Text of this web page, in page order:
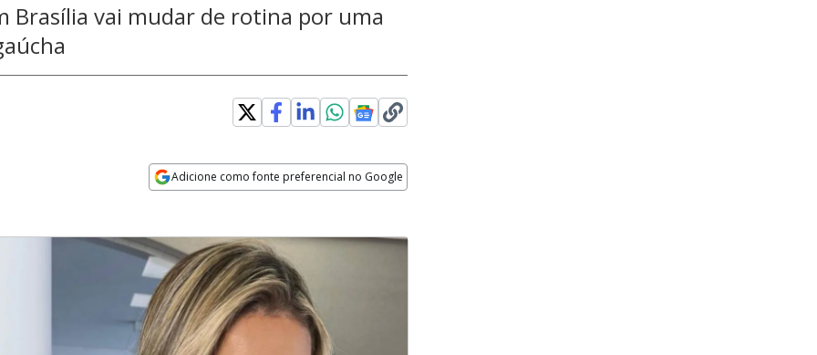
Brasília vai mudar de rotina por uma
Adicione como fonte preferencial no Google